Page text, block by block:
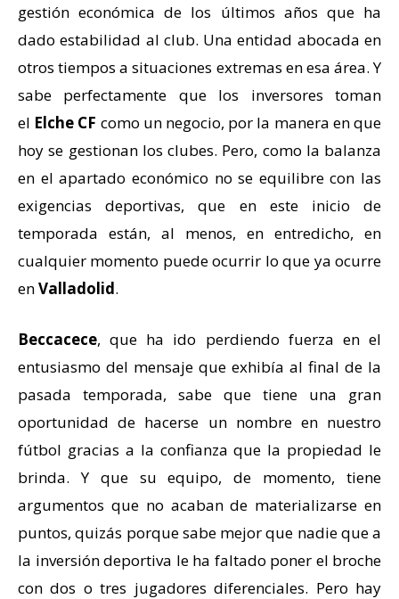
gestión económica de los últimos años que ha
dado estabilidad al club. Una entidad abocada en
otros tiempos a situaciones extremas en esa área. Y
sabe perfectamente que los inversores toman
el Elche CF como un negocio, por la manera en que
hoy se gestionan los clubes. Pero, como la balanza
en el apartado económico no se equilibre con las
exigencias deportivas, que en este inicio de
temporada están, al menos, en entredicho, en
cualquier momento puede ocurrir lo que ya ocurre
enValladolid.
Beccacece, que ha ido perdiendo fuerza en el
entusiasmo del mensaje que exhibía al final de la
pasada temporada, sabe que tiene una gran
oportunidad de hacerse un nombre en nuestro
fútbol gracias a la confianza que la propiedad le
brinda. Y que su equipo, de momento, tiene
argumentos que no acaban de materializarse en
puntos, quizás porque sabe mejor que nadie que a
la inversión deportiva le ha faltado poner el broche
con dos o tres jugadores diferenciales. Pero hay